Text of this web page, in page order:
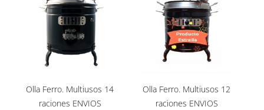
Olla Ferro. Multiusos 14
raciones ENVIOS
Olla Ferro. Multiusos 12
raciones ENVIOS